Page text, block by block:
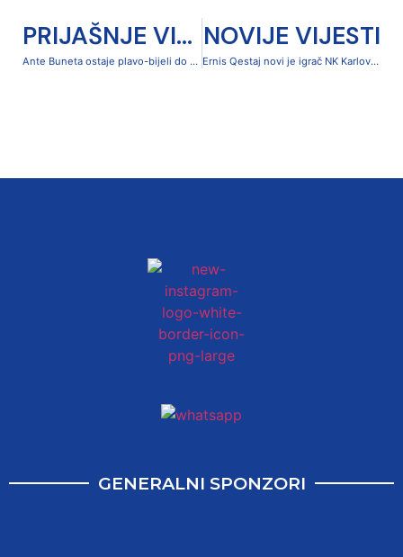
PRIJAŠNJE VIJESTI
Ante Buneta ostaje plavo-bijeli do 2028. godine
NOVIJE VIJESTI
Ernis Qestaj novi je igrač NK Karlovac 1919
GENERALNI SPONZORI